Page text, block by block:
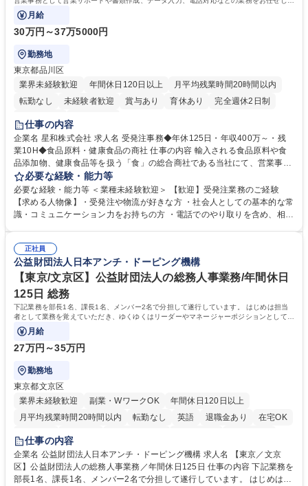
す。
月給
30万円～37万5000円
勤務地
東京都品川区
業界未経験歓迎
年間休日120日以上
月平均残業時間20時間以内
転勤なし
未経験者歓迎 賞与あり 育休あり
完全週休2日制
交通費支給
仕事の内容
企業名 星和株式会社 求人名 受発注事務◆年休125日・年収400万～・残
業10H◆食品原料・健康食品の商社 仕事の内容 輸入される食品原料や食
品添加物、健康食品等を扱う「食」の総合商社である当社にて、営業事務
として営業サポートや書類作成、データ入力、電話対応などの業務をお任
せします。 ・受注／出荷指示／売上管理／仕入管理／在庫管理／お客様や
倉庫と電話確認など、販売に関わる事務、営業サポートをお願いします。
・入社後は商品について覚えることから始め、先輩社員OJTと共に業務を
万～・残業10H◆食品原料・健康食品の商社
必要な経験・能力等
必要な経験・能力等 ＜業種未経験歓迎＞ 【歓迎】受発注業務のご経験
【求める人物像】・受発注や物流が好きな方 ・社会人としての基本的な常
識・コミュニケーション力をお持ちの方 ・電話でのやり取りを含め、相手
演算ができる方 ・業務ルールや指示を理解し、行動できる方 学歴・資格
学歴：大学院 大学 短大 語学力： 資格：
正社員
公益財団法人日本アンチ・ドーピング機構
【東京/文京区】公益財団法人の総務人事業務/年間休日
125日 総務
下記業務を部長1名、課長1名、メンバー2名で分担して遂行しています。 はじめは担当
者として業務を覚えていただき、ゆくゆくはリーダーやマネージャーポジションとして活
躍いただくことを期待しています。
月給
27万円～35万円
勤務地
東京都文京区
業界未経験歓迎
副業・WワークOK
年間休日120日以上
月平均残業時間20時間以内
転勤なし 英語 退職金あり
在宅OK
賞与あり
育休あり
食事補助あり
仕事の内容
企業名 公益財団法人日本アンチ・ドーピング機構 求人名 【東京／文京
区】公益財団法人の総務人事業務／年間休日125日 仕事の内容 下記業務を
部長1名、課長1名、メンバー2名で分担して遂行しています。 はじめは担